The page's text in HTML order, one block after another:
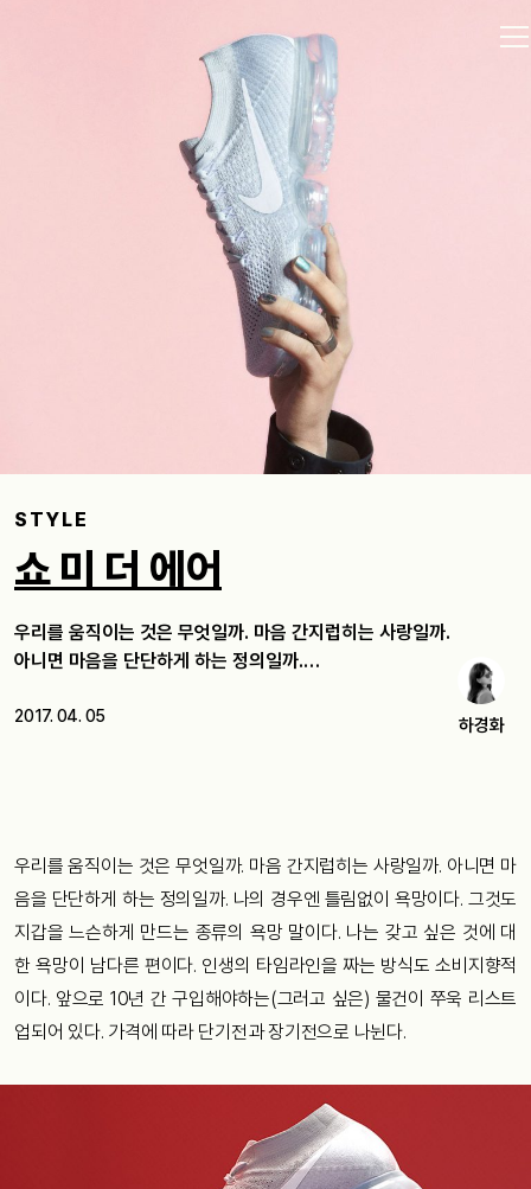
STYLE
쇼 미 더 에어
우리를 움직이는 것은 무엇일까. 마음 간지럽히는 사랑일까.
아니면 마음을 단단하게 하는 정의일까.…
2017. 04. 05 하경화
우리를 움직이는 것은 무엇일까. 마음 간지럽히는 사랑일까. 아니면 마
음을 단단하게 하는 정의일까. 나의 경우엔 틀림없이 욕망이다. 그것도
지갑을 느슨하게 만드는 종류의 욕망 말이다. 나는 갖고 싶은 것에 대
한 욕망이 남다른 편이다. 인생의 타임라인을 짜는 방식도 소비지향적
이다. 앞으로 10년 간 구입해야하는(그러고 싶은) 물건이 쭈욱 리스트
업되어 있다. 가격에 따라 단기전과장기전으로 나뉜다.